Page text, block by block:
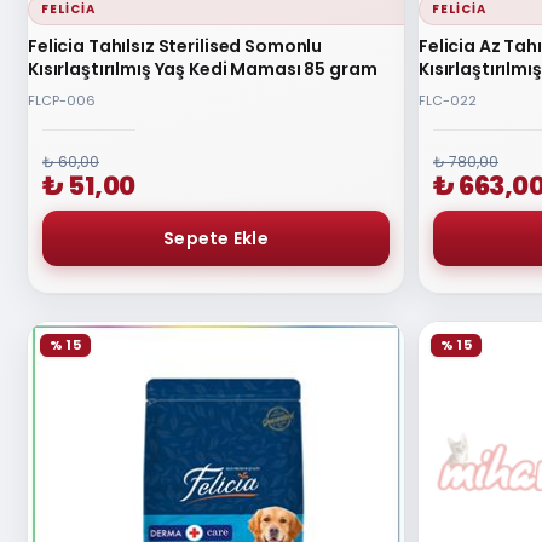
FELICIA
Felicia Tahılsız Sterilised Somonlu
Kısırlaştırılmış Yaş Kedi Maması 85 gram
FLCP-006
₺ 60,00
₺ 51,00
FELICIA
Felicia Az
FLC-022
₺ 780,00
₺
% 15 % 15